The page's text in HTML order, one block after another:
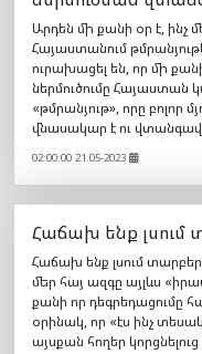
Արդեն մի քանի օր է, ինչ
Հայաստանում
ուրախացել են, որ մի
ներմուծումը Հայաստան
«թմրանյութ», որը բոլոր
վնասակար է ու
02:00:00 21.05-2023
Հաճախ ենք լսում տարբեր
մեր հայ ազգը այլևս
քանի որ դեգրեդացումը
օրինակ, որ «էս ինչ
այսքան հողեր
գազ